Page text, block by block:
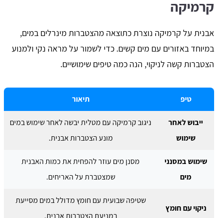
קרמיקה
אבנית על קרמיקה נוצרת כתוצאה מהצטברות מינרלים במים,
במיוחד באזורים עם מים קשים. כדי לשמור על מראה נקי ולמנוע
הצטברות קשה לניקוי, הנה כמה טיפים שימושיים.
טיפ תיאור
ייבוש לאחר
שימוש
ניגוב קרמיקה עם מטלית יבשה לאחר שימוש במים
מונע הצטברות אבנית.
שימוש במסנני
מים
מסנן מים עוזר להפחית את כמות האבנית
שמצטברת על האריחים.
ניקוי עם חומץ
שטיפה שבועית עם חומץ מדולל במים מסייעת
במניעת הצטברות אבנית.